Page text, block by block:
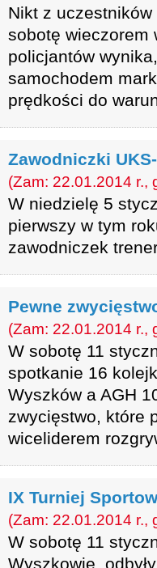
Nikt z uczestników
sobotę wieczorem
policjantów
samochodem
prędkości do
Zawodniczki
(Zam: 22.01.2014 r.,
W niedzielę 5
pierwszy w tym
zawodniczek
Pewne
(Zam: 22.01.2014 r.,
W sobotę 11
spotkanie 16
Wyszków a AGH
zwycięstwo, które
wiceliderem
IX Turniej
(Zam: 22.01.2014 r.,
W sobotę 11
Wyszkowie,